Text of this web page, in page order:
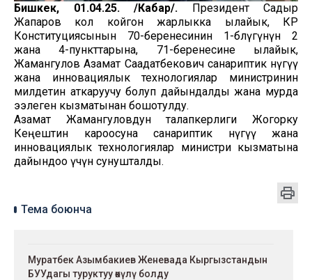
Бишкек, 01.04.25. /Кабар/. Президент Садыр
Жапаров кол койгон жарлыкка ылайык, КР
Конституциясынын 70-беренесинин 1-бөлүгүнүн 2
жана 4-пункттарына, 71-беренесине ылайык,
Жамангулов Азамат Саадатбекович санариптик өнүгүү
жана инновациялык технологиялар министринин
милдетин аткаруучу болуп дайындалды жана мурда
ээлеген кызматынан бошотулду.
Азамат Жамангуловдун талапкерлиги Жогорку
Кеңештин кароосуна санариптик өнүгүү жана
инновациялык технологиялар министри кызматына
дайындоо үчүн сунушталды.
Тема боюнча
Муратбек Азымбакиев Женевада Кыргызстандын
БУУдагы туруктуу өкүлү болду